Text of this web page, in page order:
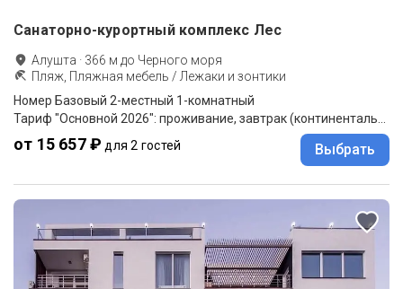
Санаторно-курортный комплекс Лес
Алушта · 366 м до Черного моря
Пляж, Пляжная мебель / Лежаки и зонтики
Номер Базовый 2-местный 1-комнатный
от 15 657 ₽ для 2 гостей Выбрать